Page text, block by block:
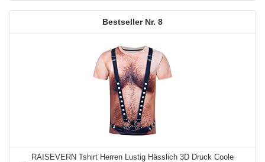
8
RAISEVERN Tshirt Herren Lustig Hässlich 3D Druck Coole